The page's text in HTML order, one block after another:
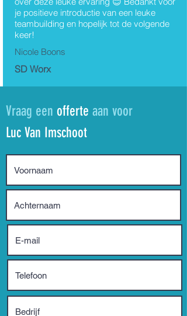
je positieve introductie van een leuke
teambuilding en hopelijk tot de volgende
keer!
Nicole Boons
SD Worx
Vraag een offerte aan voor
Luc Van Imschoot